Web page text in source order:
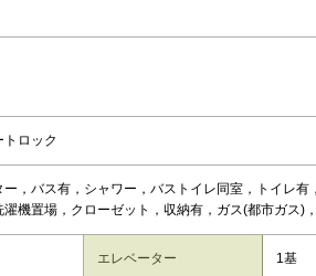
ロック
，バス有，シャワー，バストイレ同室，トイレ有
機置場，クローゼット，収納有，ガス(都市ガス)
エレベーター 1基